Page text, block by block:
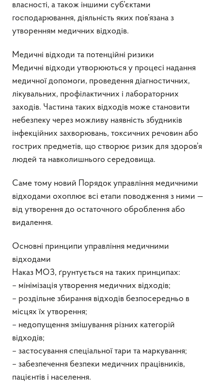
власності, а також іншими суб’єктами
господарювання, діяльність яких пов’язана з
утворенням медичних відходів.
Медичні відходи та потенційні ризики
Медичні відходи утворюються у процесі надання
медичної допомоги, проведення діагностичних,
лікувальних, профілактичних і лабораторних
заходів. Частина таких відходів може становити
небезпеку через можливу наявність збудників
інфекційних захворювань, токсичних речовин або
гострих предметів, що створює ризик для здоров’я
людей та навколишнього середовища.
Саме тому новий Порядок управління медичними
відходами охоплює всі етапи поводження з ними —
від утворення до остаточного оброблення або
видалення.
Основні принципи управління медичними
відходами
Наказ МОЗ, ґрунтується на таких принципах:
– мінімізація утворення медичних відходів;
– роздільне збирання відходів безпосередньо в
місцях їх утворення;
– недопущення змішування різних категорій
відходів;
– застосування спеціальної тари та маркування;
– забезпечення безпеки медичних працівників,
пацієнтів і населення.